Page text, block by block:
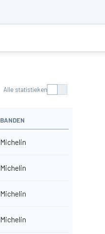
Alle statistieken
BANDEN
Michelin
Michelin
Michelin
Michelin